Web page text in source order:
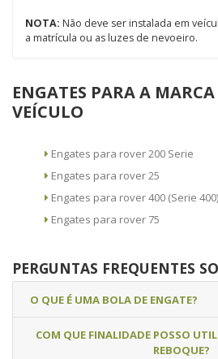
NOTA: Não deve ser instalada em
a matrícula ou as luzes de nevoeiro.
ENGATES PARA A MARCA
VEÍCULO
Engates para rover 200 Serie
Engates para rover 25
Engates para rover 400 (Serie 400)
Engates para rover 75
PERGUNTAS FREQUENTES
O QUE É UMA BOLA DE ENGATE?
COM QUE FINALIDADE POSSO
REBOQUE?